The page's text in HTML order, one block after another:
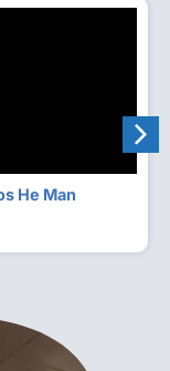
He Man